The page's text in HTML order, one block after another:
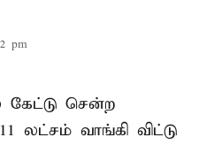
pm
கேட்டு சென்ற
லட்சம் வாங்கி விட்டு